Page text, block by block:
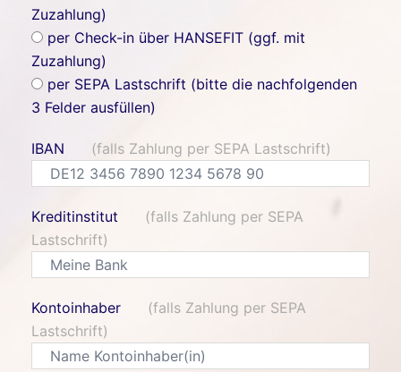
Zuzahlung)
per Check-in über HANSEFIT (ggf. mit
Zuzahlung)
per SEPA Lastschrift (bitte die nachfolgenden
3 Felder ausfüllen)
IBAN (falls Zahlung per SEPA Lastschrift)
Kreditinstitut (falls Zahlung per SEPA
Lastschrift)
Kontoinhaber (falls Zahlung per SEPA
Lastschrift)